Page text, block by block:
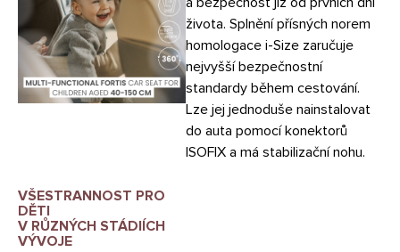
života. Splnění přísných norem
homologace i-Size zaručuje
nejvyšší bezpečnostní
standardy během cestování.
Lze jej jednoduše nainstalovat
do auta pomocí konektorů
ISOFIX a má stabilizační nohu.
VŠESTRANNOST PRO
DĚTI
V RŮZNÝCH STÁDIÍCH
VÝVOJE